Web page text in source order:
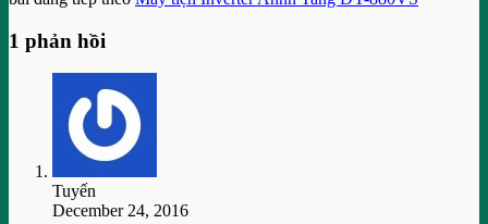
1 phản hồi
Tuyến
December 24, 2016